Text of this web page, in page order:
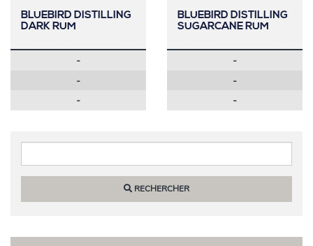
BLUEBIRD DISTILLING
DARK RUM
-
-
-
BLUEBIRD DISTILLING
SUGARCANE RUM
-
-
-
Widgets
RECHERCHER